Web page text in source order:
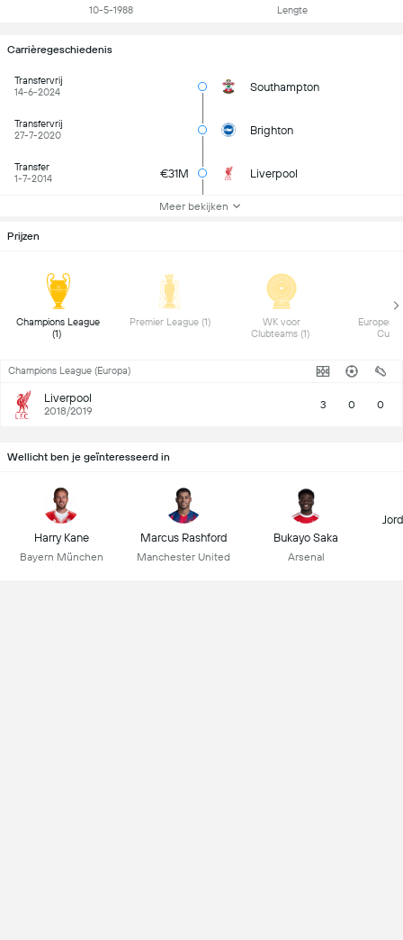
10-5-1988 Lengte
Carrièregeschiedenis
Transfervrij
14-6-2024
Southampton
Transfervrij
27-7-2020
Brighton
Transfer
1-7-2014
€31M Liverpool
Meer bekijken
Prijzen
Champions League
Premier League (1)
WK voor
Clubteams (1)
Europese
Champions League (Europa)
Liverpool
2018/2019 3 0 0
Wellicht ben je geïnteresseerd in
Harry Kane
Bayern München
Marcus Rashford
Manchester United
Bukayo Saka
Arsenal